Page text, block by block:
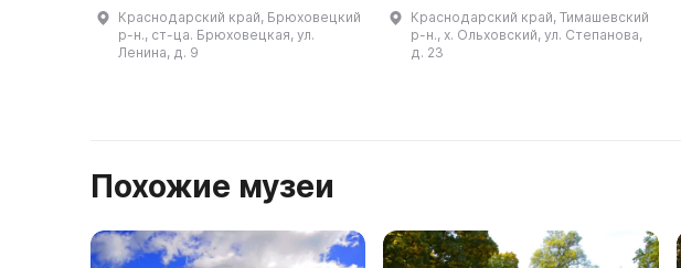
назначение несколько раз и с
1994 года было присвоено стат
Краснодарский край, Брюховецкий
р-н., ст-ца. Брюховецкая, ул.
Ленина, д. 9
жемчужин Кубани и получившее
статус «Объект традиционной
Краснодарский край, Тимашевский
р-н., х. Ольховский, ул. Степанова,
д. 23
Похожие музеи